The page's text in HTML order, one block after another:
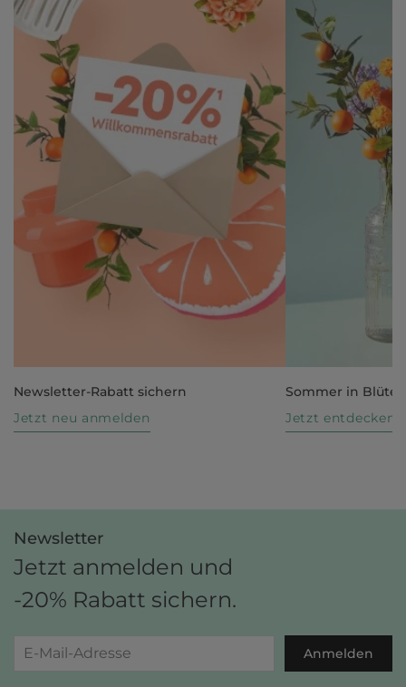
Newsletter-Rabatt sichern
Jetzt neu anmelden
Sommer in Blüte
Jetzt entdecken
Newsletter
Jetzt anmelden und
-20% Rabatt sichern.
Anmelden